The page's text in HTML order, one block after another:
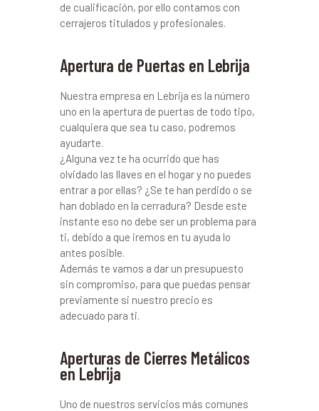
de cualificación, por ello contamos con
cerrajeros titulados y profesionales.
Apertura de Puertas en Lebrija
Nuestra empresa en Lebrija es la número
uno en la apertura de puertas de todo tipo,
cualquiera que sea tu caso, podremos
ayudarte.
¿Alguna vez te ha ocurrido que has
olvidado las llaves en el hogar y no puedes
entrar a por ellas? ¿Se te han perdido o se
han doblado en la cerradura? Desde este
instante eso no debe ser un problema para
ti, debido a que iremos en tu ayuda lo
antes posible.
Además te vamos a dar un presupuesto
sin compromiso, para que puedas pensar
previamente si nuestro precio es
adecuado para ti.
Aperturas de Cierres Metálicos
en Lebrija
Uno de nuestros servicios más comunes